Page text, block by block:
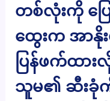
တစ်လုံးကို ပြ
ထွေးက အာ
ပြန်ဖက်ထာ
သူမ၏ ဆီးခုံ